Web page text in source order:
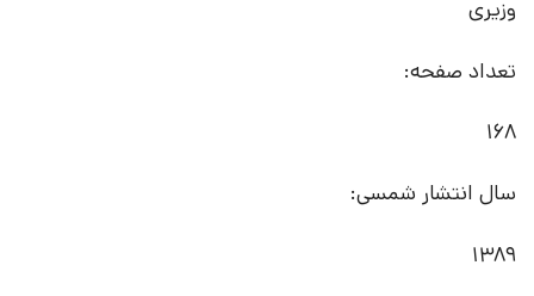
وزیری
تعداد صفحه:
168
سال انتشار شمسی:
1389